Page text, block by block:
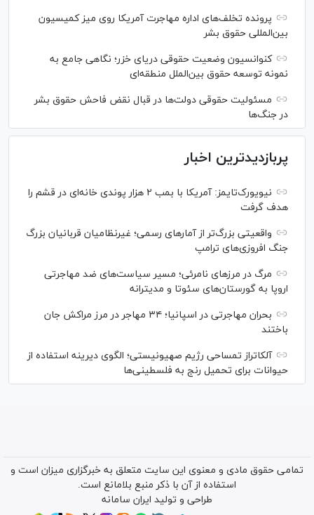
پرونده تخلف‌های اداره مهاجرت آمریکا روی میز کمیسیون
بین‌المللی حقوق بشر
کنوانسیون وضعیت حقوقی دریای خزر؛ نگاهی جامع به
نمونه توسعه حقوق بین‌الملل منطقه‌ای
مسئولیت حقوقی دولت‌ها در قبال نقض‌ فاحش حقوق بشر
در جنگ‌ها
پربازدیدترین اخبار
نیویورک‌تایمز: آمریکا با بمب ۲ هزار پوندی خانه‌ای در قشم را
هدف گرفت
واقعیتی بزرگ‌تر از آمار‌های رسمی؛ غیرنظامیان قربانیان بزرگ
جنگ افروزی‌های ترامپ
مرگ در مرز‌های نامرئی؛ مسیر سیاست‌های ضد مهاجرتی
اروپا به گورستان‌های سئوتا و مدیترانه
بحران مهاجرتی در اسپانیا؛ ۳۴ مهاجر در مرز مراکش جان
باختند
آلکاتراز تمساحی رژیم صهیونیستی؛ الگوی دیرینه استفاده از
حیوانات برای تحمیل رنج به فلسطینی‌ها
تمامی حقوق مادی و معنوی این سایت متعلق به خبرگزاری میزان است و
استفاده از آن با ذکر منبع بلامانع است.
طراحی و تولید ایران سامانه